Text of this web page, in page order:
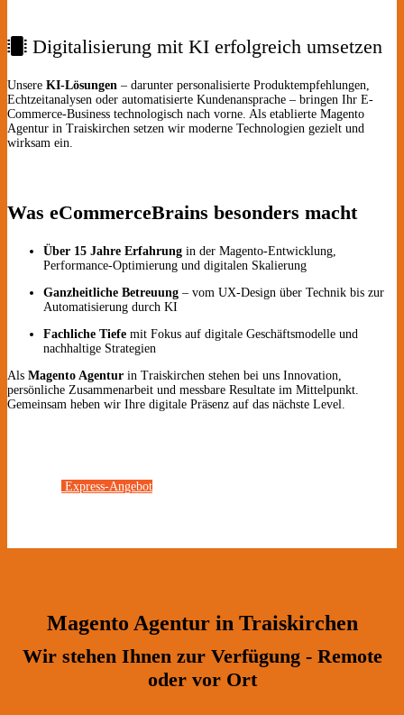
Digitalisierung mit KI erfolgreich umsetzen
Unsere KI-Lösungen – darunter personalisierte Produktempfehlungen,
Echtzeitanalysen oder automatisierte Kundenansprache – bringen Ihr E-
Commerce-Business technologisch nach vorne. Als etablierte Magento
Agentur in Traiskirchen setzen wir moderne Technologien gezielt und
wirksam ein.
Was eCommerceBrains besonders macht
Über 15 Jahre Erfahrung in der Magento-Entwicklung,
Performance-Optimierung und digitalen Skalierung
Ganzheitliche Betreuung – vom UX-Design über Technik bis zur
Automatisierung durch KI
Fachliche Tiefe mit Fokus auf digitale Geschäftsmodelle und
nachhaltige Strategien
Als Magento Agentur in Traiskirchen stehen bei uns Innovation,
persönliche Zusammenarbeit und messbare Resultate im Mittelpunkt.
Gemeinsam heben wir Ihre digitale Präsenz auf das nächste Level.
Express-Angebot
Magento Agentur in Traiskirchen
Wir stehen Ihnen zur Verfügung - Remote
oder vor Ort